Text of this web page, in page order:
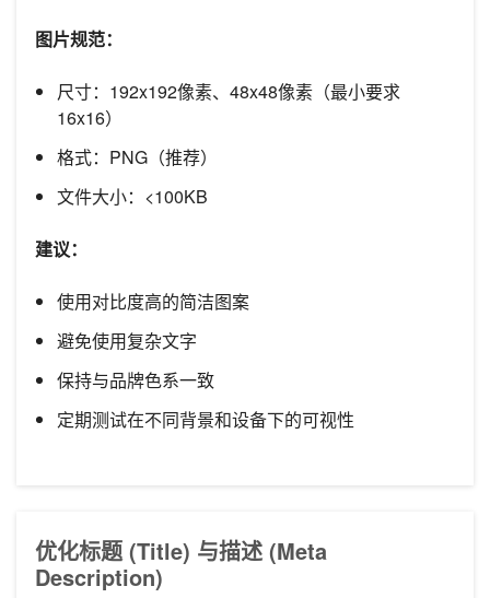
图片规范：
尺寸：192x192像素、48x48像素（最小要求
16x16）
格式：PNG（推荐）
文件大小：<100KB
建议：
使用对比度高的简洁图案
避免使用复杂文字
保持与品牌色系一致
定期测试在不同背景和设备下的可视性
优化标题 (Title) 与描述 (Meta
Description)